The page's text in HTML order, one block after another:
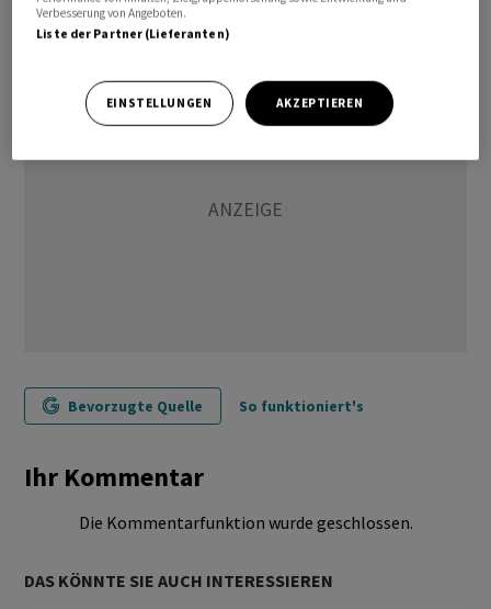
(AWP)
Bevorzugte Quelle So funktioniert's
Ihr Kommentar
Die Kommentarfunktion wurde geschlossen.
DAS KÖNNTE SIE AUCH INTERESSIEREN
Verbesserung von Angeboten.
Liste der Partner (Lieferanten)
EINSTELLUNGEN AKZEPTIEREN